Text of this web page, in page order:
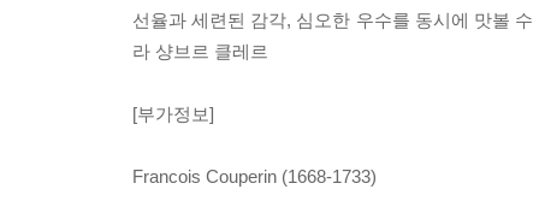
선율과 세련된 감각, 심오한 우수를 동시에 맛볼
라 샹브르 클레르
[부가정보]
Francois Couperin (1668-1733)